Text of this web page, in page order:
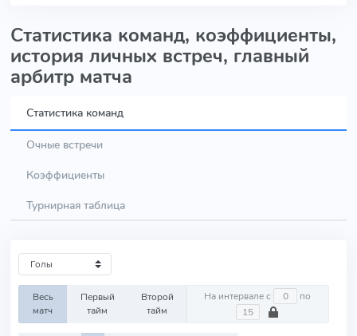
Статистика команд, коэффициенты,
история личных встреч, главный
арбитр матча
Статистика команд
Очные встречи
Коэффициенты
Турнирная таблица
Весь
матч
Первый
тайм
Второй
тайм
На интервале с по